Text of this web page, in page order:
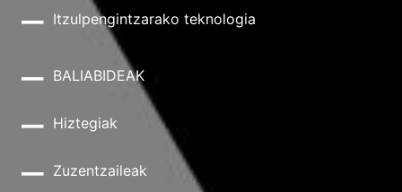
Itzulpengintzarako teknologia
BALIABIDEAK
Hiztegiak
Zuzentzaileak